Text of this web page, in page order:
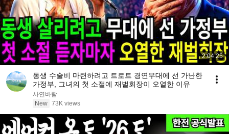
2:04:25
동생 수술비 마련하려고 트로트 경연무대에 선 가난한
가정부, 그녀의 첫 소절에 재벌회장이 오열한 이유
사연바람
New 73K views